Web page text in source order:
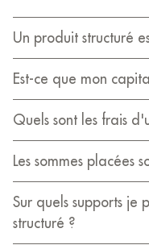
Un produit structuré
Est-ce que mon
Quels sont les frais
Les sommes placées
Sur quels supports je
structuré ?